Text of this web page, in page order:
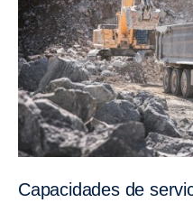
Capacidades de